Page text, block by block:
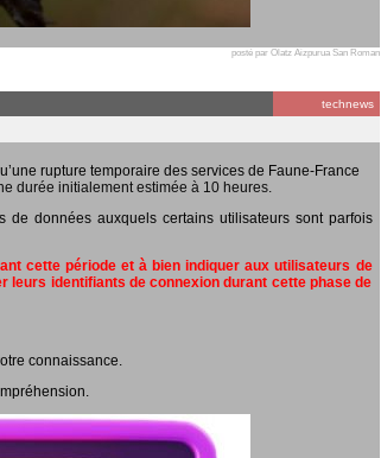
posté par Olatz Aizpurua San Roman
technews
rupture temporaire des services de Faune-France
durée initialement estimée à 10 heures.
de données auxquels certains utilisateurs sont parfois
cette période et à bien indiquer aux utilisateurs de
identifiants de connexion durant cette phase de
connaissance.